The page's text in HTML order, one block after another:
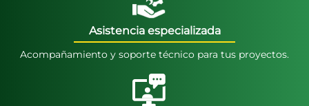
Asistencia especializada
Acompañamiento y soporte técnico para tus proyectos.